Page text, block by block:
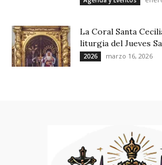
La Coral Santa
liturgia del Jueves
2026 marzo 16, 2026